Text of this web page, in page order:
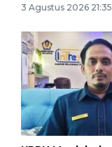
3 Agustus 2026 21:35